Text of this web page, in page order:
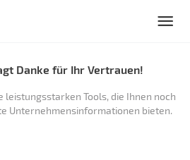
Danke für Ihr Vertrauen!
leistungsstarken Tools, die Ihnen noch
Unternehmensinformationen bieten.